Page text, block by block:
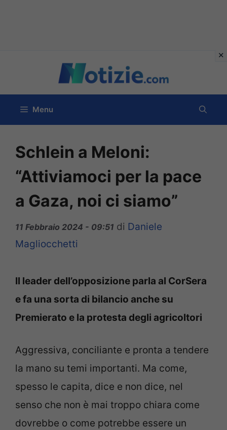
contenuto
Menu
Schlein a Meloni:
“Attiviamoci per la pace
a Gaza, noi ci siamo”
11 Febbraio 2024 - 09:51 di Daniele
Magliocchetti
Il leader dell’opposizione parla al CorSera
e fa una sorta di bilancio anche su
Premierato e la protesta degli agricoltori
Aggressiva, conciliante e pronta a tendere
la mano su temi importanti. Ma come,
spesso le capita, dice e non dice, nel
senso che non è mai troppo chiara come
dovrebbe o come potrebbe essere un